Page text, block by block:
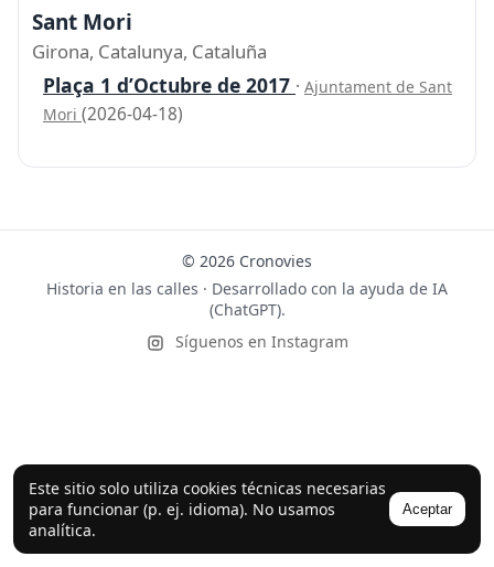
Este sitio solo utiliza cookies técnicas necesarias
para funcionar (p. ej. idioma). No usamos
analítica.
Aceptar
Sant Mori
Girona, Catalunya, Cataluña
Plaça 1 d’Octubre de 2017 · Ajuntament de Sant
Mori (2026-04-18)
© 2026 Cronovies
Historia en las calles · Desarrollado con la ayuda de IA
(ChatGPT).
Síguenos en Instagram